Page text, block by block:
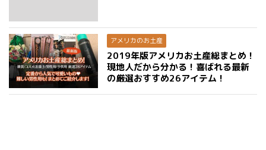
アメリカのお土産
2019年版アメリカお土産総まとめ！
現地人だから分かる！喜ばれる最新
の厳選おすすめ26アイテム！